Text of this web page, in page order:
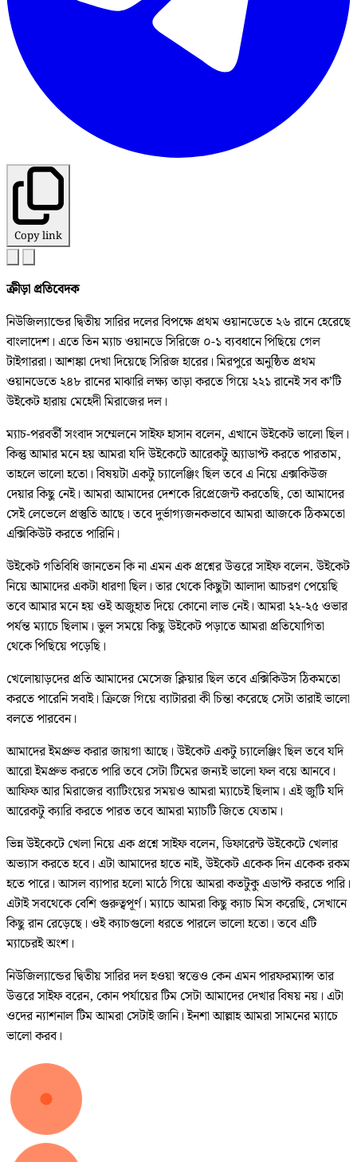
Copy link
ক্রীড়া প্রতিবেদক
নিউজিল্যান্ডের দ্বিতীয় সারির দলের বিপক্ষে প্রথম ওয়ানডেতে ২৬ রানে হেরেছে
বাংলাদেশ। এতে তিন ম্যাচ ওয়ানডে সিরিজে ০-১ ব্যবধানে পিছিয়ে গেল
টাইগাররা। আশঙ্কা দেখা দিয়েছে সিরিজ হারের। মিরপুরে অনুষ্ঠিত প্রথম
ওয়ানডেতে ২৪৮ রানের মাঝারি লক্ষ্য তাড়া করতে গিয়ে ২২১ রানেই সব ক’টি
উইকেট হারায় মেহেদী মিরাজের দল।
ম্যাচ-পরবর্তী সংবাদ সম্মেলনে সাইফ হাসান বলেন, এখানে উইকেট ভালো ছিল।
কিন্তু আমার মনে হয় আমরা যদি উইকেটে আরেকটু অ্যাডাপ্ট করতে পারতাম,
তাহলে ভালো হতো। বিষয়টা একটু চ্যালেঞ্জিং ছিল তবে এ নিয়ে এক্সকিউজ
দেয়ার কিছু নেই। আমরা আমাদের দেশকে রিপ্রেজেন্ট করতেছি, তো আমাদের
সেই লেভেলে প্রস্তুতি আছে। তবে দুর্ভাগ্যজনকভাবে আমরা আজকে ঠিকমতো
এক্সিকিউট করতে পারিনি।
উইকেট গতিবিধি জানতেন কি না এমন এক প্রশ্নের উত্তরে সাইফ বলেন. উইকেট
নিয়ে আমাদের একটা ধারণা ছিল। তার থেকে কিছুটা আলাদা আচরণ পেয়েছি
তবে আমার মনে হয় ওই অজুহাত দিয়ে কোনো লাভ নেই। আমরা ২২-২৫ ওভার
পর্যন্ত ম্যাচে ছিলাম। ভুল সময়ে কিছু উইকেট পড়াতে আমরা প্রতিযোগিতা
থেকে পিছিয়ে পড়েছি।
খেলোয়াড়দের প্রতি আমাদের মেসেজ ক্লিয়ার ছিল তবে এক্সিকিউস ঠিকমতো
করতে পারেনি সবাই। ক্রিজে গিয়ে ব্যাটাররা কী চিন্তা করেছে সেটা তারাই ভালো
বলতে পারবেন।
আমাদের ইমপ্রুভ করার জায়গা আছে। উইকেট একটু চ্যালেঞ্জিং ছিল তবে যদি
আরো ইমপ্রুভ করতে পারি তবে সেটা টিমের জন্যই ভালো ফল বয়ে আনবে।
আফিফ আর মিরাজের ব্যাটিংয়ের সময়ও আমরা ম্যাচেই ছিলাম। এই জুটি যদি
আরেকটু ক্যারি করতে পারত তবে আমরা ম্যাচটি জিতে যেতাম।
ভিন্ন উইকেটে খেলা নিয়ে এক প্রশ্নে সাইফ বলেন, ডিফারেন্ট উইকেটে খেলার
অভ্যাস করতে হবে। এটা আমাদের হাতে নাই, উইকেট একেক দিন একেক রকম
হতে পারে। আসল ব্যাপার হলো মাঠে গিয়ে আমরা কতটুকু এডাপ্ট করতে পারি।
এটাই সবথেকে বেশি গুরুত্বপূর্ণ। ম্যাচে আমরা কিছু ক্যাচ মিস করেছি, সেখানে
কিছু রান রেড়েছে। ওই ক্যাচগুলো ধরতে পারলে ভালো হতো। তবে এটি
ম্যাচেরই অংশ।
নিউজিল্যান্ডের দ্বিতীয় সারির দল হওয়া স্বত্তেও কেন এমন পারফরম্যান্স তার
উত্তরে সাইফ বরেন, কোন পর্যায়ের টিম সেটা আমাদের দেখার বিষয় নয়। এটা
ওদের ন্যাশনাল টিম আমরা সেটাই জানি। ইনশা আল্লাহ আমরা সামনের ম্যাচে
ভালো করব।